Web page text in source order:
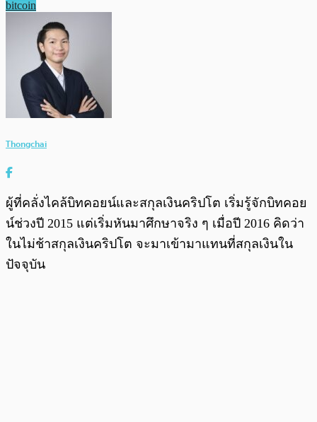
bitcoin
Thongchai
ผู้ที่คลั่งไคล้บิทคอยน์และสกุลเงินคริปโต เริ่มรู้จักบิทคอย
น์ช่วงปี 2015 แต่เริ่มหันมาศึกษาจริง ๆ เมื่อปี 2016 คิดว่า
ในไม่ช้าสกุลเงินคริปโต จะมาเข้ามาแทนที่สกุลเงินใน
ปัจจุบัน